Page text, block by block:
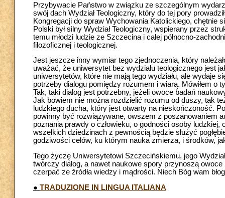
Przybywacie Państwo w związku ze szczególnym
swój dach Wydział Teologiczny, który do tej pory
Kongregacji do spraw Wychowania Katolickiego, chętnie
Polski był silny Wydział Teologiczny, wspierany przez
temu młodzi ludzie ze Szczecina i całej północno-
filozoficznej i teologicznej.
Jest jeszcze inny wymiar tego zjednoczenia, który
uważać, że uniwersytet bez wydziału teologicznego jest
uniwersytetów, które nie mają tego wydziału, ale wydaje
potrzeby dialogu pomiędzy rozumem i wiarą. Mówiłem o
Tak, taki dialog jest potrzebny, jeżeli owoce badań
Jak bowiem nie można rozdzielić rozumu od duszy, tak
ludzkiego ducha, który jest otwarty na nieskończoność.
powinny być rozwiązywane, owszem z poszanowaniem
poznania prawdy o człowieku, o godności osoby
wszelkich dziedzinach z pewnością będzie służyć
godziwości celów, ku którym nauka zmierza, i środków,
Tego życzę Uniwersytetowi Szczecińskiemu, jego
twórczy dialog, a nawet naukowe spory przynoszą
czerpać ze źródła wiedzy i mądrości. Niech Bóg wam
● TRADUZIONE IN LINGUA ITALIANA